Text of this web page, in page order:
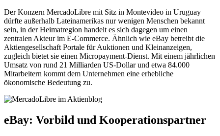
Der Konzern MercadoLibre mit Sitz in Montevideo in Uruguay
dürfte außerhalb Lateinamerikas nur wenigen Menschen bekannt
sein, in der Heimatregion handelt es sich dagegen um einen
zentralen Akteur im E-Commerce. Ähnlich wie eBay betreibt die
Aktiengesellschaft Portale für Auktionen und Kleinanzeigen,
zugleich bietet sie einen Micropayment-Dienst. Mit einem jährlichen
Umsatz von rund 21 Milliarden US-Dollar und etwa 84.000
Mitarbeitern kommt dem Unternehmen eine erhebliche
ökonomische Bedeutung zu.
eBay: Vorbild und Kooperationspartner